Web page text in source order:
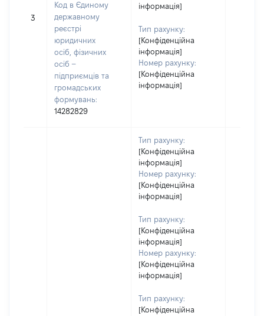
3
Код в Єдиному
державному
реєстрі
юридичних
осіб, фізичних
осіб –
підприємців та
громадських
формувань:
14282829
інформація]
Тип рахунку:
[Конфіденційна
інформація]
Номер рахунку:
[Конфіденційна
інформація]
Тип рахунку:
[Конфіденційна
інформація]
Номер рахунку:
[Конфіденційна
інформація]
Тип рахунку:
[Конфіденційна
інформація]
Номер рахунку:
[Конфіденційна
інформація]
Тип рахунку:
[Конфіденційна